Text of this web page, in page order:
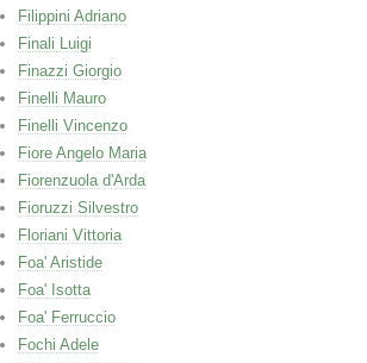
Filippini Adriano
Finali Luigi
Finazzi Giorgio
Finelli Mauro
Finelli Vincenzo
Fiore Angelo Maria
Fiorenzuola d'Arda
Fioruzzi Silvestro
Floriani Vittoria
Foa' Aristide
Foa' Isotta
Foa' Ferruccio
Fochi Adele